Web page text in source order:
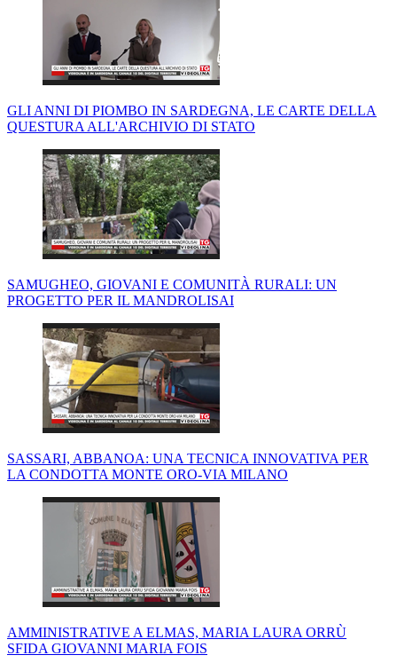
GLI ANNI DI PIOMBO IN SARDEGNA, LE CARTE DELLA
QUESTURA ALL'ARCHIVIO DI STATO
SAMUGHEO, GIOVANI E COMUNITÀ RURALI: UN
PROGETTO PER IL MANDROLISAI
SASSARI, ABBANOA: UNA TECNICA INNOVATIVA PER
LA CONDOTTA MONTE ORO-VIA MILANO
AMMINISTRATIVE A ELMAS, MARIA LAURA ORRÙ
SFIDA GIOVANNI MARIA FOIS